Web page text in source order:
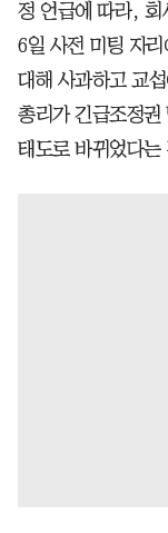
정 언급에 따라, 회
6일 사전 미팅 자
대해 사과하고 교
총리가 긴급조정권
태도로 바뀌었다는